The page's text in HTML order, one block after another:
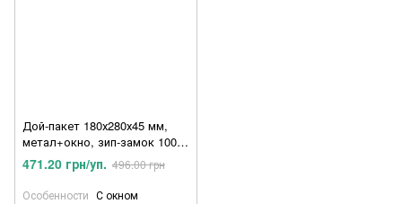
Дой-пакет 180х280х45 мм,
метал+окно, зип-замок 100
шт, 011900063
471.20 грн/уп. 496.00 грн
Особенности С окном